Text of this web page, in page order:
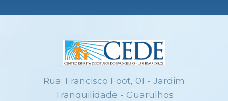
Rua: Francisco Foot, 01 - Jardim
Tranquilidade - Guarulhos